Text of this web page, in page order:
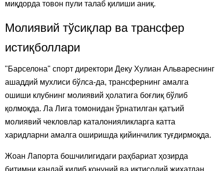
миқдорда товон пули талаб қилиши аниқ.
Молиявий тўсиқлар ва трансфер
истиқболлари
"Барселона" спорт директори Деку Хулиан Альвареснинг
ашаддий мухлиси бўлса-да, трансфернинг амалга
ошиши клубнинг молиявий ҳолатига боғлиқ бўлиб
қолмоқда. Ла Лига томонидан ўрнатилган қатъий
молиявий чекловлар каталонияликларга катта
харидларни амалга оширишда қийинчилик туғдирмоқда.
Жоан Лапорта бошчилигидаги раҳбариат ҳозирда
битимни қандай қилиб қонуний ва иқтисодий жиҳатдан